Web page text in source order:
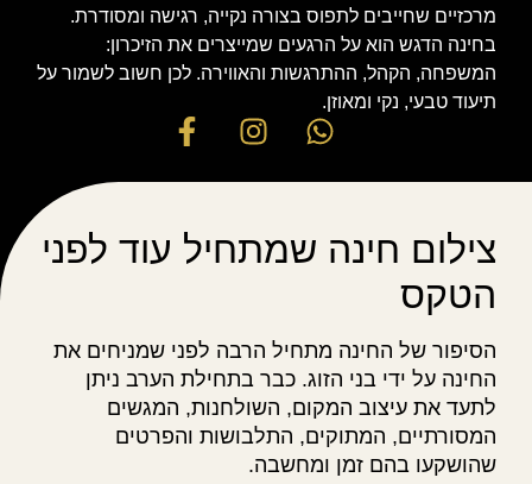
מרכזיים שחייבים לתפוס בצורה נקייה, רגישה ומסודרת.
בחינה הדגש הוא על הרגעים שמייצרים את הזיכרון:
המשפחה, הקהל, ההתרגשות והאווירה. לכן חשוב לשמור על
תיעוד טבעי, נקי ומאוזן.
צילום חינה שמתחיל עוד לפני
הטקס
הסיפור של החינה מתחיל הרבה לפני שמניחים את
החינה על ידי בני הזוג. כבר בתחילת הערב ניתן
לתעד את עיצוב המקום, השולחנות, המגשים
המסורתיים, המתוקים, התלבושות והפרטים
שהושקעו בהם זמן ומחשבה.